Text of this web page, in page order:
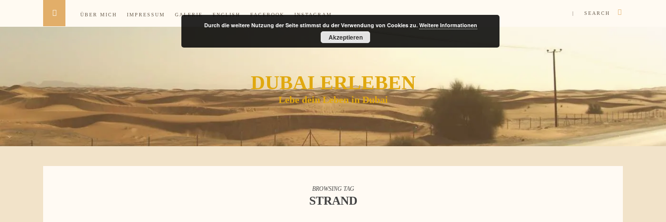
| SEARCH
ÜBER MICH IMPRESSUM GALERIE ENGLISH FACEBOOK INSTAGRAM
DUBAI ERLEBEN
Lebe dein Leben in Dubai
BROWSING TAG
STRAND
Durch die weitere Nutzung der Seite stimmst du der Verwendung von Cookies zu. Weitere Informationen
Akzeptieren